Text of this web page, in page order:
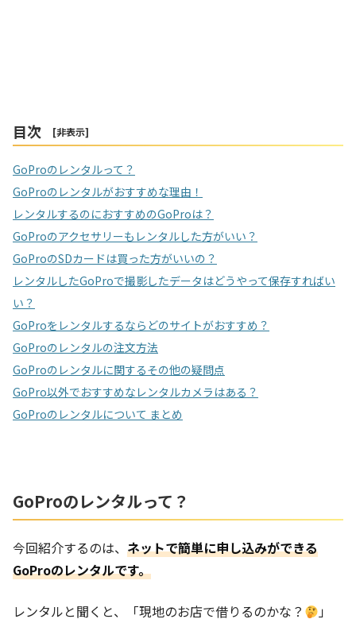
目次 [非表示]
GoProのレンタルって？
GoProのレンタルがおすすめな理由！
レンタルするのにおすすめのGoProは？
GoProのアクセサリーもレンタルした方がいい？
GoProのSDカードは買った方がいいの？
レンタルしたGoProで撮影したデータはどうやって保存すればい
い？
GoProをレンタルするならどのサイトがおすすめ？
GoProのレンタルの注文方法
GoProのレンタルに関するその他の疑問点
GoPro以外でおすすめなレンタルカメラはある？
GoProのレンタルについて まとめ
GoProのレンタルって？
今回紹介するのは、 ネットで簡単に申し込みができる
GoProのレンタルです。
レンタルと聞くと、「現地のお店で借りるのかな？
」